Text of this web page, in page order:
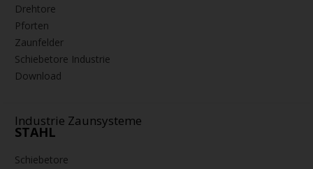
Drehtore
Pforten
Zaunfelder
Schiebetore Industrie
Download
Industrie Zaunsysteme
STAHL
Schiebetore